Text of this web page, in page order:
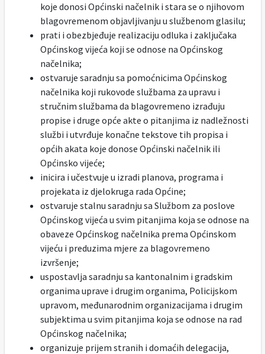
koje donosi Općinski načelnik i stara se o njihovom
blagovremenom objavljivanju u službenom glasilu;
prati i obezbjeđuje realizaciju odluka i zaključaka
Općinskog vijeća koji se odnose na Općinskog
načelnika;
ostvaruje saradnju sa pomoćnicima Općinskog
načelnika koji rukovode službama za upravu i
stručnim službama da blagovremeno izrađuju
propise i druge opće akte o pitanjima iz nadležnosti
službi i utvrđuje konačne tekstove tih propisa i
općih akata koje donose Općinski načelnik ili
Općinsko vijeće;
inicira i učestvuje u izradi planova, programa i
projekata iz djelokruga rada Općine;
ostvaruje stalnu saradnju sa Službom za poslove
Općinskog vijeća u svim pitanjima koja se odnose na
obaveze Općinskog načelnika prema Općinskom
vijeću i preduzima mjere za blagovremeno
izvršenje;
uspostavlja saradnju sa kantonalnim i gradskim
organima uprave i drugim organima, Policijskom
upravom, međunarodnim organizacijama i drugim
subjektima u svim pitanjima koja se odnose na rad
Općinskog načelnika;
organizuje prijem stranih i domaćih delegacija,